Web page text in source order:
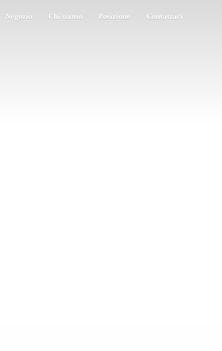
Negozio Chi siamo Posizione Contattaci